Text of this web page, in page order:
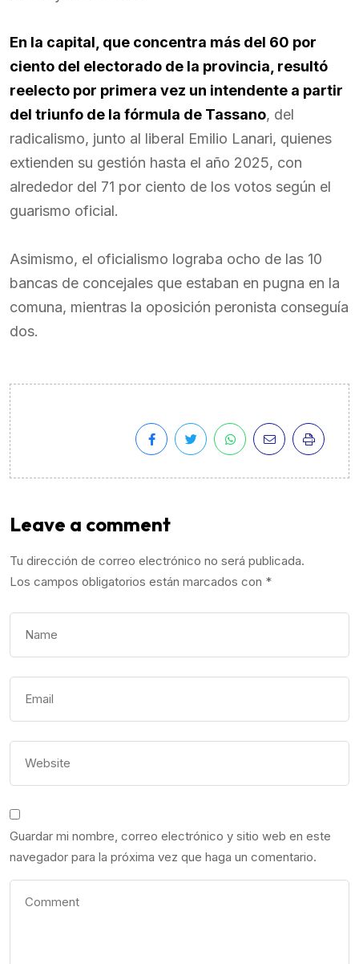
En la capital, que concentra más del 60 por
ciento del electorado de la provincia, resultó
reelecto por primera vez un intendente a partir
del triunfo de la fórmula de Tassano, del
radicalismo, junto al liberal Emilio Lanari, quienes
extienden su gestión hasta el año 2025, con
alrededor del 71 por ciento de los votos según el
guarismo oficial.
Asimismo, el oficialismo lograba ocho de las 10
bancas de concejales que estaban en pugna en la
comuna, mientras la oposición peronista conseguía
dos.
Leave a comment
Tu dirección de correo electrónico no será publicada.
Los campos obligatorios están marcados con *
Guardar mi nombre, correo electrónico y sitio web en este
navegador para la próxima vez que haga un comentario.